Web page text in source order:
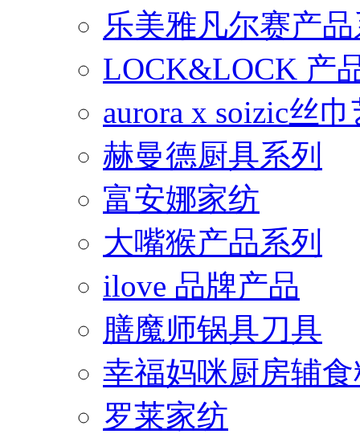
乐美雅凡尔赛产
LOCK&LOCK 产
aurora x soizic丝
赫曼德厨具系列
富安娜家纺
大嘴猴产品系列
ilove 品牌产品
膳魔师锅具刀具
幸福妈咪厨房辅
罗莱家纺